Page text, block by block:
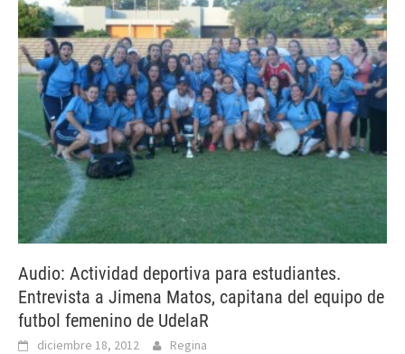
Audio: Actividad deportiva para estudiantes.
Entrevista a Jimena Matos, capitana del equipo de
futbol femenino de UdelaR
diciembre 18, 2012 Regina